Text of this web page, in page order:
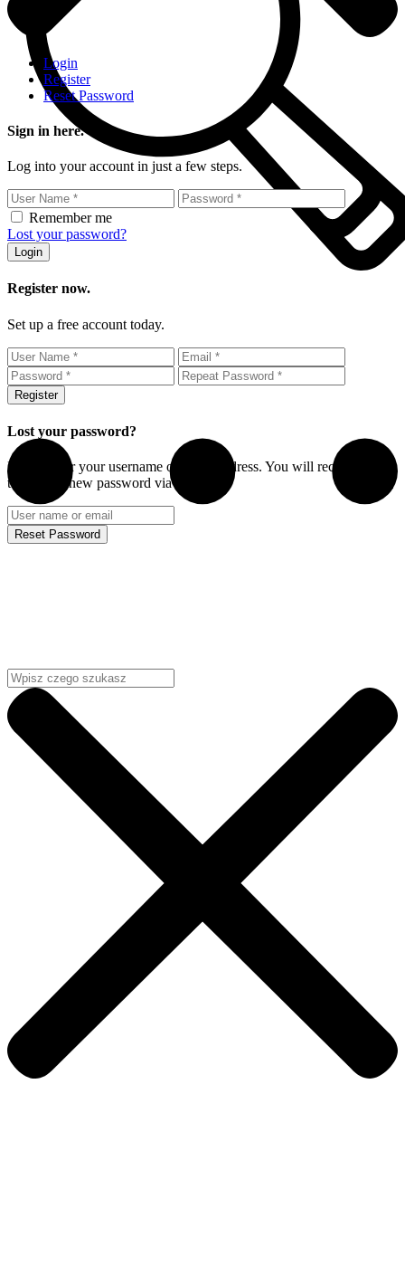
Login
Register
Reset Password
Sign in here.
Log into your account in just a few steps.
Remember me
Lost your password?
Login
Register now.
Set up a free account today.
Register
Lost your password?
Please enter your username or email address. You will receive a link
to create a new password via email.
Reset Password